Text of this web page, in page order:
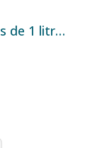
Casier à bouteille 12 bouteilles de 1 litre noir